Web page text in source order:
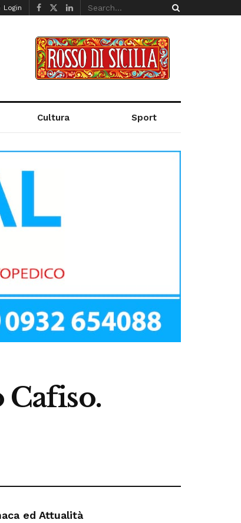
Login
Cultura Sport
Cafiso.
ed Attualità